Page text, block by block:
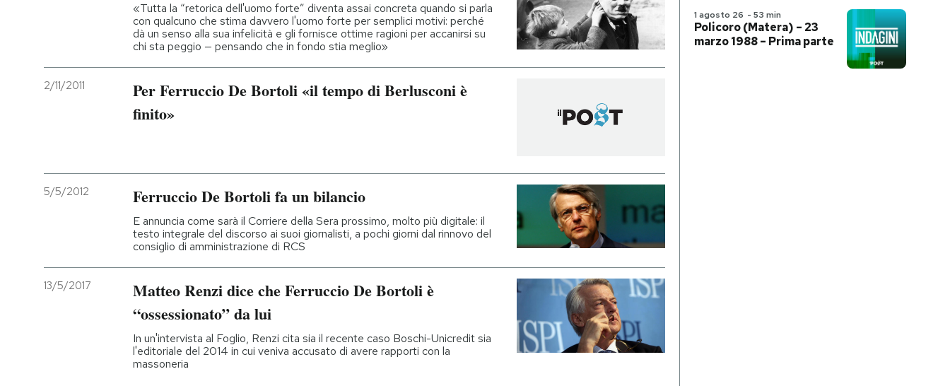
«Tutta la “retorica dell'uomo forte” diventa assai concreta quando si parla
con qualcuno che stima davvero l'uomo forte per semplici motivi: perché
dà un senso alla sua infelicità e gli fornisce ottime ragioni per accanirsi su
chi sta peggio — pensando che in fondo stia meglio»
2/11/2011
Per Ferruccio De Bortoli «il tempo di Berlusconi è
finito»
5/5/2012 Ferruccio De Bortoli fa un bilancio
E annuncia come sarà il Corriere della Sera prossimo, molto più digitale: il
testo integrale del discorso ai suoi giornalisti, a pochi giorni dal rinnovo del
consiglio di amministrazione di RCS
13/5/2017
Matteo Renzi dice che Ferruccio De Bortoli è
“ossessionato” da lui
In un'intervista al Foglio, Renzi cita sia il recente caso Boschi-Unicredit sia
l'editoriale del 2014 in cui veniva accusato di avere rapporti con la
massoneria
1 agosto 26 - 53 min
Policoro (Matera) – 23
marzo 1988 – Prima parte